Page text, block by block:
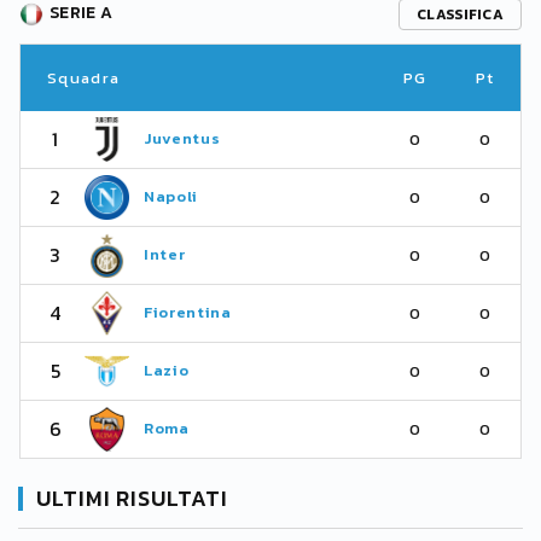
SERIE A CLASSIFICA
Squadra PG Pt
1 Juventus 0 0
2 Napoli 0 0
3 Inter 0 0
4 Fiorentina 0 0
5 Lazio 0 0
6 Roma 0 0
ULTIMI RISULTATI